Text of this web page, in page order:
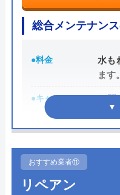
う。
についても無料です
てはいかがでしょうか
公式
受付時
総合メンテナン
●料金
水も
ます。
●キャンペーン
お問
ジ
とで
●駆けつけ時間
●受付時間
おすすめ業者⑪
リペアン